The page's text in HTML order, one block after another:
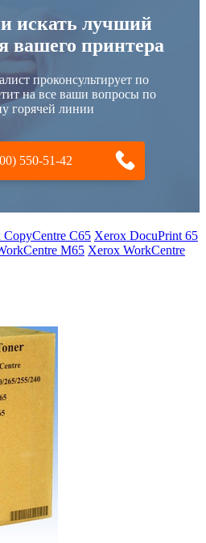
искать лучший
вашего принтера
проконсультирует по
на все ваши вопросы по
горячей линии
550-51-42
CopyCentre C65 Xerox DocuPrint 65
M65 Xerox WorkCentre